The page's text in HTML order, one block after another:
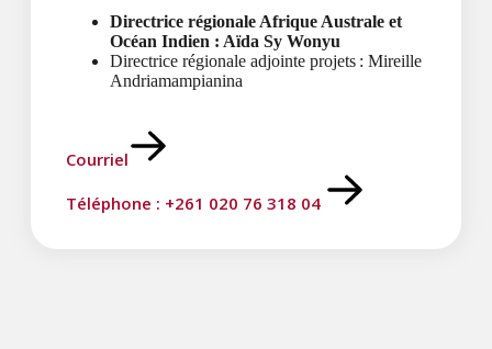
Directrice régionale Afrique Australe et
Océan Indien : Aïda Sy Wonyu
Directrice régionale adjointe projets : Mireille
Andriamampianina
Courriel
Téléphone : +261 020 76 318 04